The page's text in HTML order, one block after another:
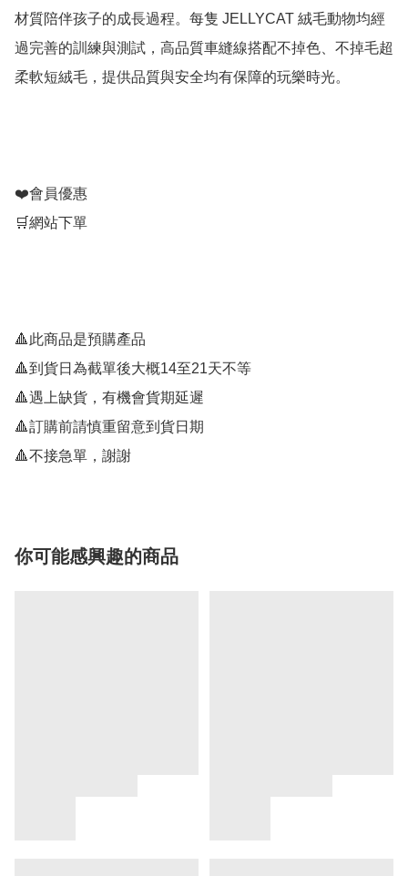
材質陪伴孩子的成長過程。每隻 JELLYCAT 絨毛動物均經
過完善的訓練與測試，高品質車縫線搭配不掉色、不掉毛超
柔軟短絨毛，提供品質與安全均有保障的玩樂時光。
❤️會員優惠
🛒網站下單
🔺此商品是預購產品
🔺到貨日為截單後大概14至21天不等
🔺遇上缺貨，有機會貨期延遲
🔺訂購前請慎重留意到貨日期
你可能感興趣的商品